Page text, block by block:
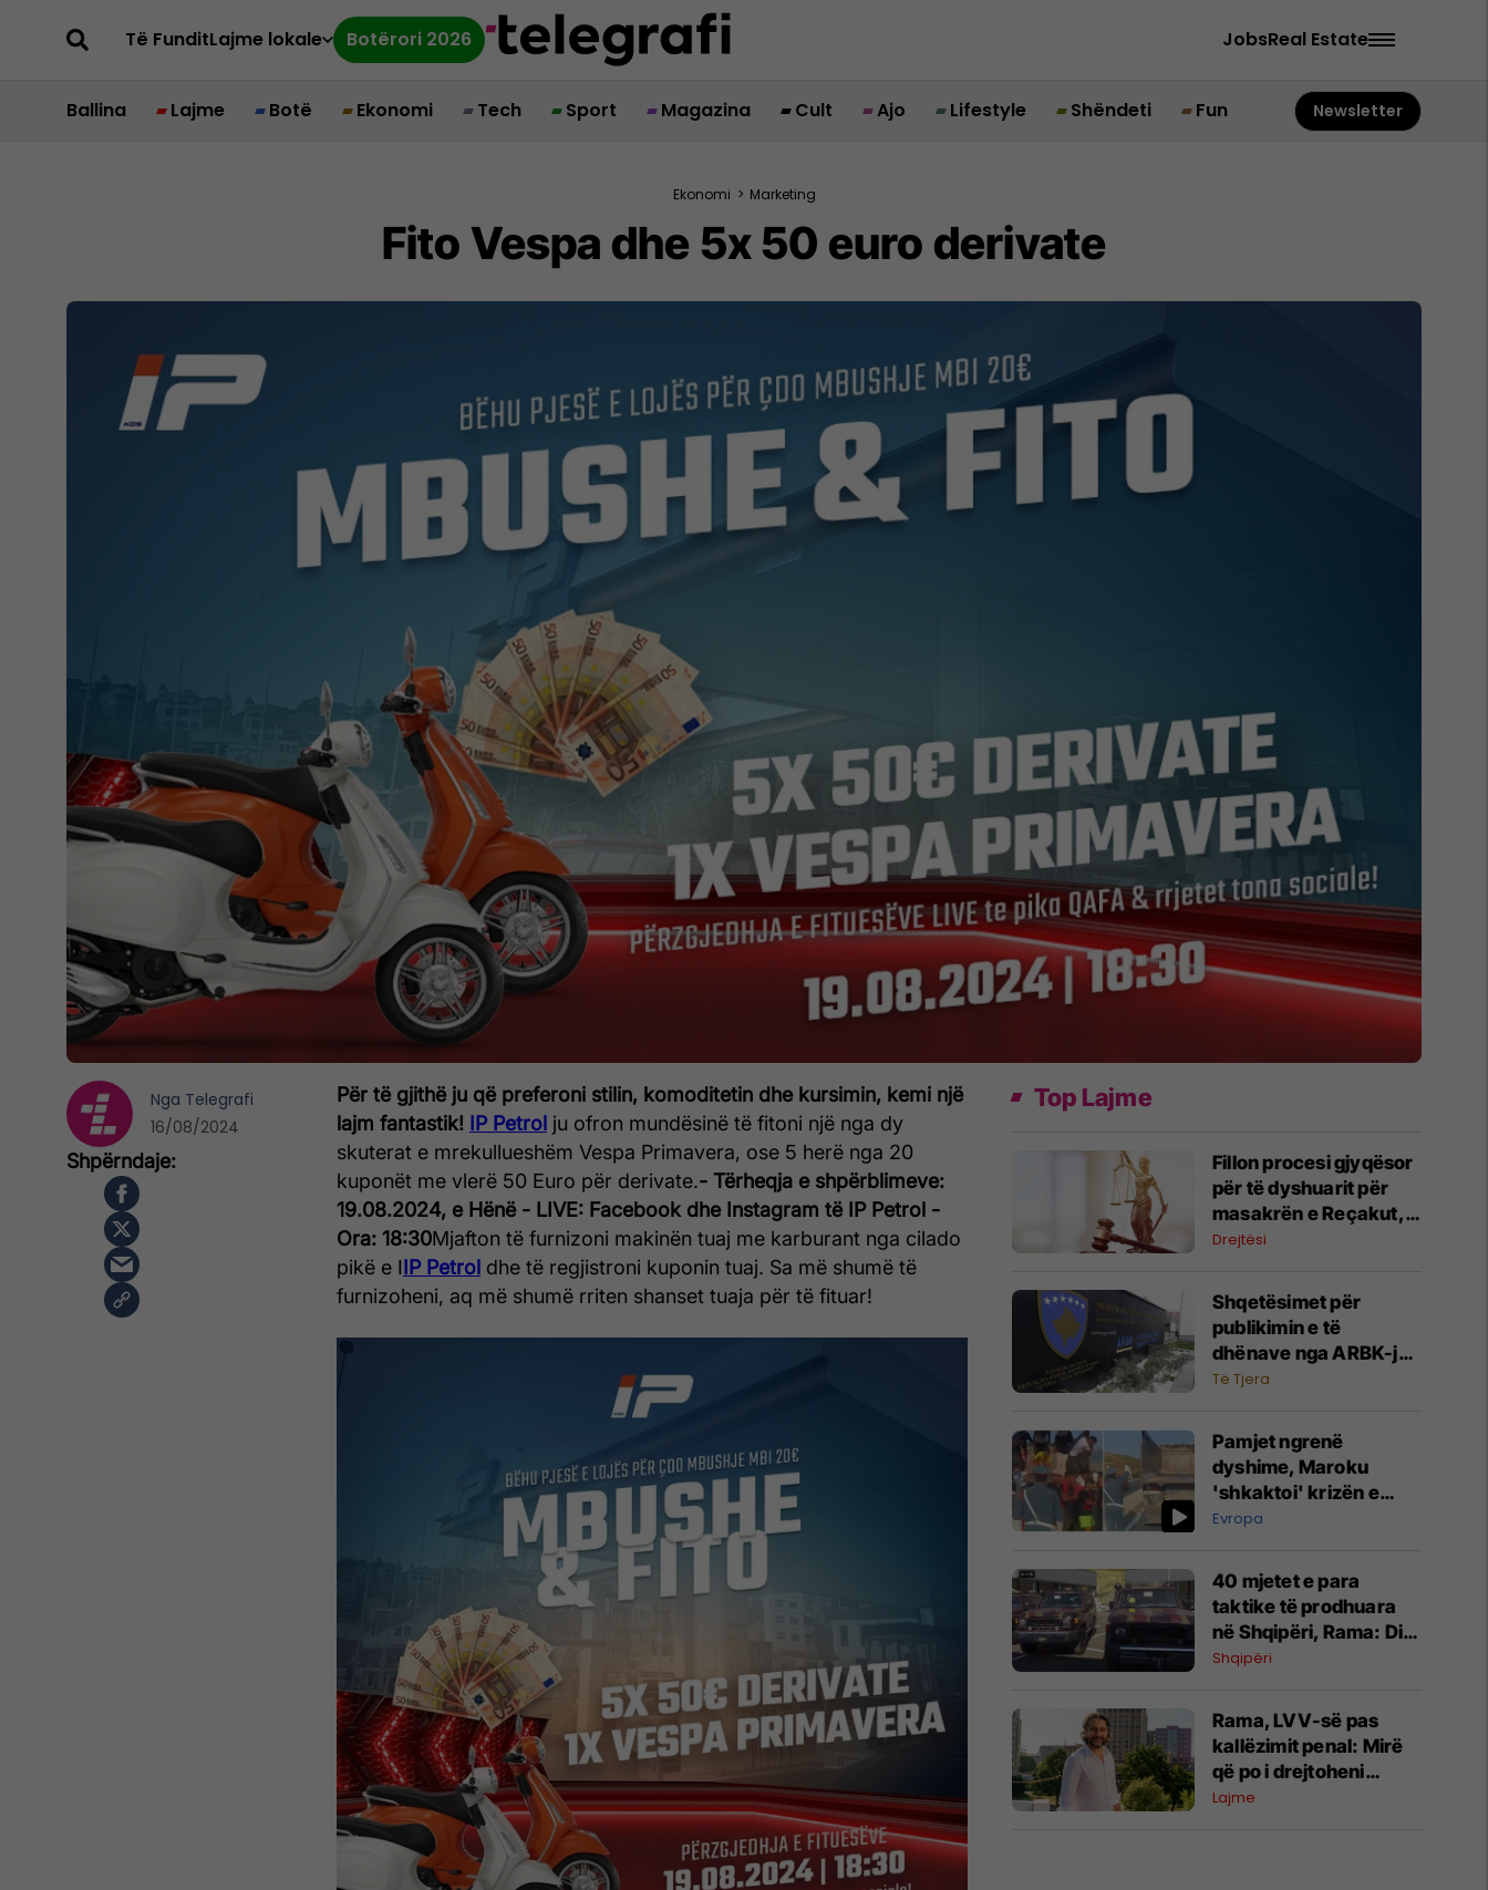
Të FunditLajme lokale Botërori 2026 JobsReal Estate
Ballina Lajme Botë Ekonomi Tech Sport Magazina Cult Ajo Lifestyle Shëndeti Fun Newsletter
Ekonomi > Marketing
Fito Vespa dhe 5x 50 euro derivate
Për të gjithë ju që preferoni stilin, komoditetin dhe kursimin, kemi një
lajm fantastik!
IP Petrol ju ofron mundësinë të fitoni një nga dy
skuterat e mrekullueshëm Vespa Primavera, ose 5 herë nga 20
kuponët me vlerë 50 Euro për derivate.- Tërheqja e shpërblimeve:
19.08.2024, e Hënë - LIVE: Facebook dhe Instagram të IP Petrol -
Ora: 18:30Mjafton të furnizoni makinën tuaj me karburant nga cilado
pikë e I IP Petrol dhe të regjistroni kuponin tuaj. Sa më shumë të
furnizoheni, aq më shumë rriten shanset tuaja për të fituar!
Nga Telegrafi
16/08/2024
Top Lajme
Fillon procesi gjyqësor
për të dyshuarit për
masakrën e Reçakut,
lexohet aktakuza me të
Drejtësi
Shqetësimet për
publikimin e të
dhënave nga ARBK-ja,
deklarohet MINTI
Të Tjera
Pamjet ngrenë
dyshime, Maroku
'shkaktoi' krizën e
migrantëve në Spanjë
Evropa
40 mjetet e para
taktike të prodhuara
në Shqipëri, Rama: Ditë
historike për industrinë
Shqipëri
Rama, LVV-së pas
kallëzimit penal: Mirë
që po i drejtoheni
drejtësisë, udhëzojeni
Lajme